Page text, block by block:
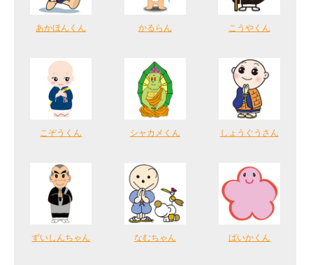
あかほんくん かるらん こうやくん
こぞうくん シャカメくん しょうぐうさん
ずいしんちゃん なむちゃん ばいかくん